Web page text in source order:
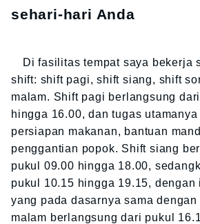
sehari-hari Anda
Di fasilitas tempat saya bekerja
shift: shift pagi, shift siang, shift
malam. Shift pagi berlangsung
hingga 16.00, dan tugas
persiapan makanan, bantuan
penggantian popok. Shift siang
pukul 09.00 hingga 18.00,
pukul 10.15 hingga 19.15, dengan
yang pada dasarnya sama
malam berlangsung dari pukul